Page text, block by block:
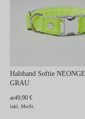
Halsband Softie
GRAU
ab49,90 €
inkl. MwSt.